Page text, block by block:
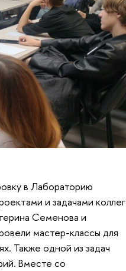
в Лабораторию
и задачами коллег
Семенова и
мастер-классы для
Также одной из задач
Вместе со